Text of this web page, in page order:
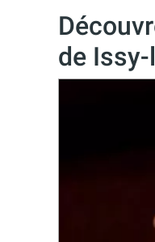
de